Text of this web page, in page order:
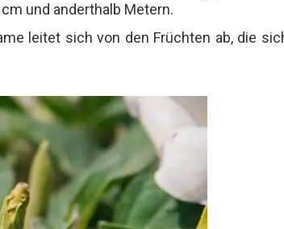
und anderthalb Metern.
leitet sich von den Früchten ab, die